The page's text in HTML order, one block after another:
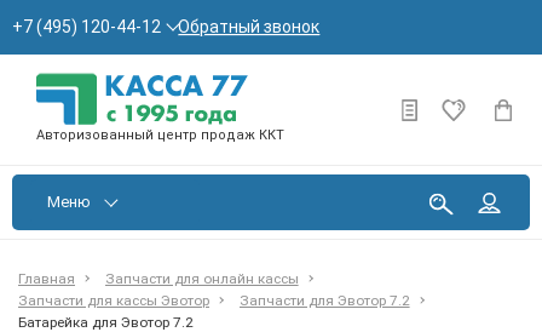
+7 (495) 120-44-12 Обратный звонок
Авторизованный центр продаж ККТ
Меню
Главная
Запчасти для онлайн кассы
Запчасти для кассы Эвотор
Запчасти для Эвотор 7.2
Батарейка для Эвотор 7.2